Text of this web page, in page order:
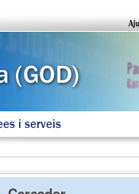
i serveis